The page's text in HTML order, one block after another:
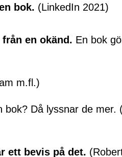
bok. (LinkedIn 2021)
en okänd. En bok
m.fl.)
bok? Då lyssnar de mer.
ett bevis på det.